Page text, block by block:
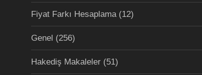
Fiyat Farkı Hesaplama(12)
Genel (256)
Hakediş Makaleler (51)